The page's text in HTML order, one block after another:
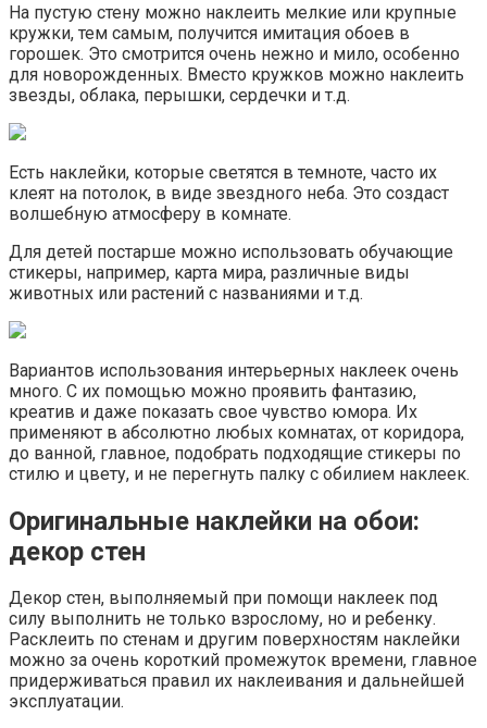
На пустую стену можно наклеить мелкие или крупные
кружки, тем самым, получится имитация обоев в
горошек. Это смотрится очень нежно и мило, особенно
для новорожденных. Вместо кружков можно наклеить
звезды, облака, перышки, сердечки и т.д.
Есть наклейки, которые светятся в темноте, часто их
клеят на потолок, в виде звездного неба. Это создаст
волшебную атмосферу в комнате.
Для детей постарше можно использовать обучающие
стикеры, например, карта мира, различные виды
животных или растений с названиями и т.д.
Вариантов использования интерьерных наклеек очень
много. С их помощью можно проявить фантазию,
креатив и даже показать свое чувство юмора. Их
применяют в абсолютно любых комнатах, от коридора,
до ванной, главное, подобрать подходящие стикеры по
стилю и цвету, и не перегнуть палку с обилием наклеек.
Оригинальные наклейки на обои:
декор стен
Декор стен, выполняемый при помощи наклеек под
силу выполнить не только взрослому, но и ребенку.
Расклеить по стенам и другим поверхностям наклейки
можно за очень короткий промежуток времени, главное
придерживаться правил их наклеивания и дальнейшей
эксплуатации.